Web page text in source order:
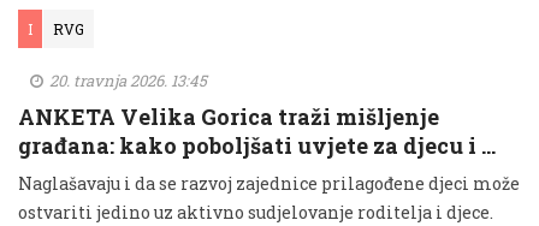
I RVG
20. travnja 2026. 13:45
ANKETA Velika Gorica traži mišljenje
građana: kako poboljšati uvjete za djecu i …
Naglašavaju i da se razvoj zajednice prilagođene djeci može
ostvariti jedino uz aktivno sudjelovanje roditelja i djece.